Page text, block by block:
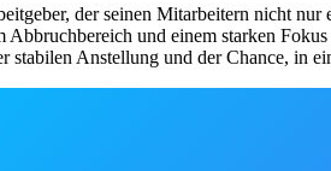
der seinen Mitarbeitern nicht
und einem starken
Anstellung und der Chance, in